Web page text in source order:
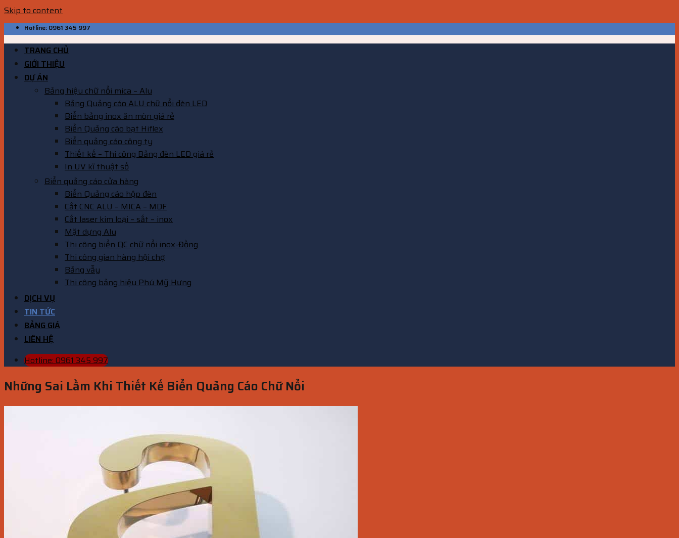
Skip to content
Hotline: 0961 345 997
TRANG CHỦ
GIỚI THIỆU
DỰ ÁN
Bảng hiệu chữ nổi mica – Alu
Bảng Quảng cáo ALU chữ nổi đèn LED
Biển bảng inox ăn mòn giá rẻ
Biển Quảng cáo bạt Hiflex
Biển quảng cáo công ty
Thiết kế – Thi công Bảng đèn LED giá rẻ
In UV kĩ thuật số
Biển quảng cáo cửa hàng
Biển Quảng cáo hộp đèn
Cắt CNC ALU – MICA – MDF
Cắt laser kim loại – sắt – inox
Mặt dựng Alu
Thi công biển QC chữ nổi inox-Đồng
Thi công gian hàng hội chợ
Bảng vẫy
Thi công bảng hiệu Phú Mỹ Hưng
DỊCH VỤ
TIN TỨC
BẢNG GIÁ
LIÊN HỆ
Hotline: 0961 345 997
Những Sai Lầm Khi Thiết Kế Biển Quảng Cáo Chữ Nổi